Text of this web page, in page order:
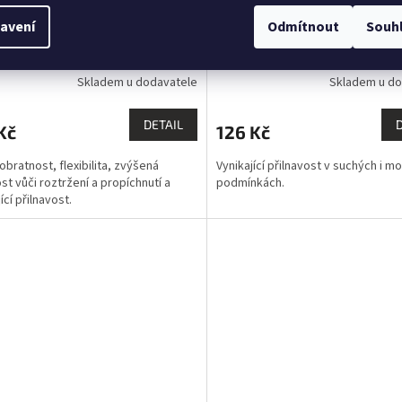
Odmítnout
Universal, velikost XL
Skladem u dodavatele
DETAIL
flexibilita, zvýšená
vůči roztržení a propíchnutí a
přilnavost.
Rukavice Professional,
Skladem u
126 Kč
Vynikající přilnavost v suchých i
podmínkách.